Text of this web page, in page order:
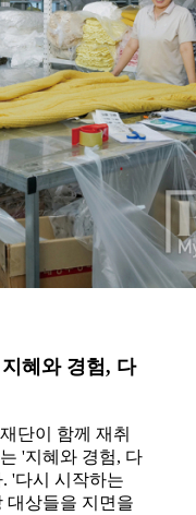
혜와 경험, 다
단이 함께 재취
'지혜와 경험, 다
'다시 시작하는
대상들을 지면을